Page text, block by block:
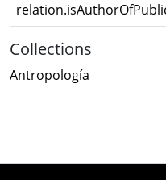
Collections
Antropología